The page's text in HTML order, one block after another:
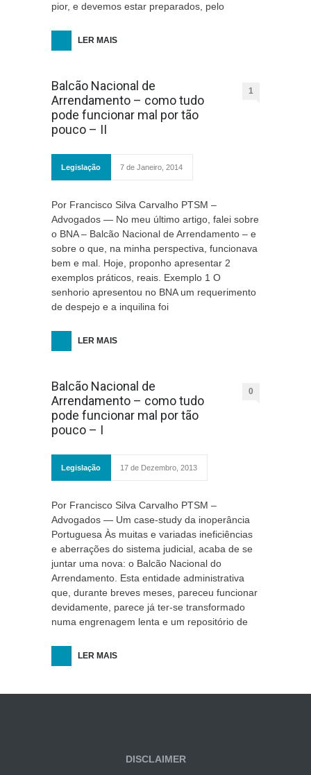
pior, e devemos estar preparados, pelo
LER MAIS
Balcão Nacional de
Arrendamento – como tudo
pode funcionar mal por tão
pouco – II
1
Legislação 7 de Janeiro, 2014
Por Francisco Silva Carvalho PTSM –
Advogados — No meu último artigo, falei sobre
o BNA – Balcão Nacional de Arrendamento – e
sobre o que, na minha perspectiva, funcionava
bem e mal. Hoje, proponho apresentar 2
exemplos práticos, reais. Exemplo 1 O
senhorio apresentou no BNA um requerimento
de despejo e a inquilina foi
LER MAIS
Balcão Nacional de
Arrendamento – como tudo
pode funcionar mal por tão
pouco – I
0
Legislação 17 de Dezembro, 2013
Por Francisco Silva Carvalho PTSM –
Advogados — Um case-study da inoperância
Portuguesa Às muitas e variadas ineficiências
e aberrações do sistema judicial, acaba de se
juntar uma nova: o Balcão Nacional do
Arrendamento. Esta entidade administrativa
que, durante breves meses, pareceu funcionar
devidamente, parece já ter-se transformado
numa engrenagem lenta e um repositório de
LER MAIS
DISCLAIMER